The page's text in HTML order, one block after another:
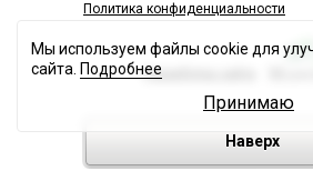
Политика конфиденциальности
Разработка сайта
Наверх
Мы используем файлы cookie для
сайта. Подробнее
Принимаю